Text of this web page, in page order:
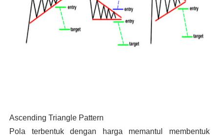
Ascending Triangle Pattern
Pola terbentuk dengan harga memantul membentuk